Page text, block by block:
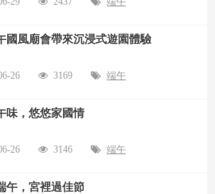
國風廟會帶來沉浸式遊園體驗
26 3169 端午
味，悠悠家國情
26 3146 端午
午，宮裡過佳節